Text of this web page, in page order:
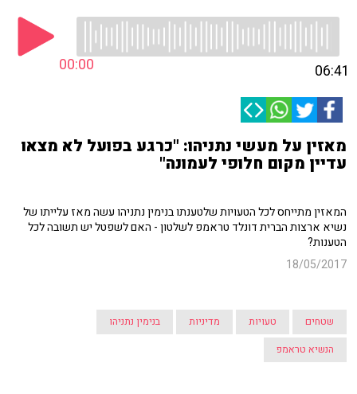
00:00 06:41
מאזין על מעשי נתניהו: "כרגע בפועל לא מצאו
עדיין מקום חלופי לעמונה"
המאזין מתייחס לכל הטעויות שלטענתו בנימין נתניהו עשה מאז עלייתו של
נשיא ארצות הברית דונלד טראמפ לשלטון - האם לשפטל יש תשובה לכל
הטענות?
18/05/2017
שטחים טעויות מדיניות
בנימין נתניהו
הנשיא טראמפ